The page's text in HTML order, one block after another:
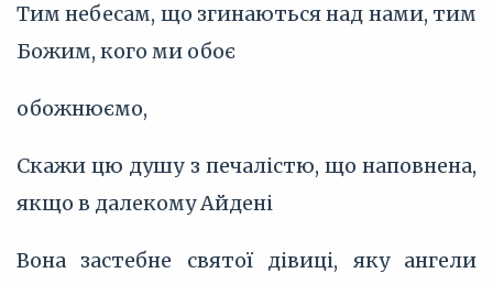
Тим небесам, що згинаються над нами, тим
Божим, кого ми обоє
обожнюємо,
Скажи цю душу з печалістю, що наповнена,
якщо в далекому Айдені
Вона застебне святої дівиці, яку ангели